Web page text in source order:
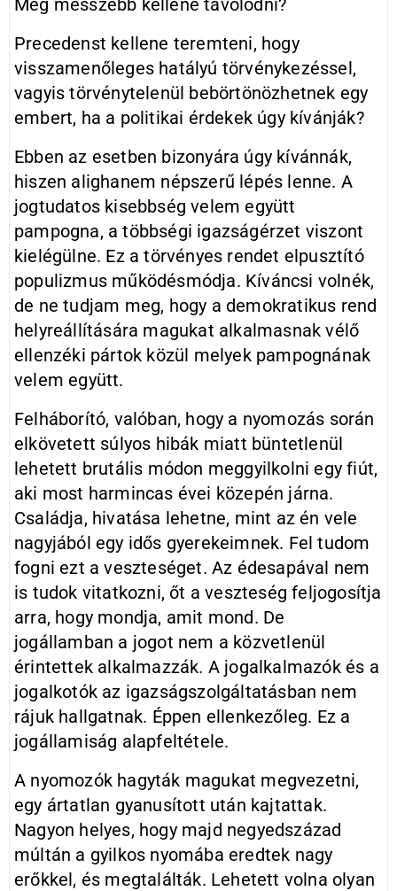
Még messzebb kellene távolodni?
Precedenst kellene teremteni, hogy
visszamenőleges hatályú törvénykezéssel,
vagyis törvénytelenül bebörtönözhetnek egy
embert, ha a politikai érdekek úgy kívánják?
Ebben az esetben bizonyára úgy kívánnák,
hiszen alighanem népszerű lépés lenne. A
jogtudatos kisebbség velem együtt
pampogna, a többségi igazságérzet viszont
kielégülne. Ez a törvényes rendet elpusztító
populizmus működésmódja. Kíváncsi volnék,
de ne tudjam meg, hogy a demokratikus rend
helyreállítására magukat alkalmasnak vélő
ellenzéki pártok közül melyek pampognának
velem együtt.
Felháborító, valóban, hogy a nyomozás során
elkövetett súlyos hibák miatt büntetlenül
lehetett brutális módon meggyilkolni egy fiút,
aki most harmincas évei közepén járna.
Családja, hivatása lehetne, mint az én vele
nagyjából egy idős gyerekeimnek. Fel tudom
fogni ezt a veszteséget. Az édesapával nem
is tudok vitatkozni, őt a veszteség feljogosítja
arra, hogy mondja, amit mond. De
jogállamban a jogot nem a közvetlenül
érintettek alkalmazzák. A jogalkalmazók és a
jogalkotók az igazságszolgáltatásban nem
rájuk hallgatnak. Éppen ellenkezőleg. Ez a
jogállamiság alapfeltétele.
A nyomozók hagyták magukat megvezetni,
egy ártatlan gyanusított után kajtattak.
Nagyon helyes, hogy majd negyedszázad
múltán a gyilkos nyomába eredtek nagy
erőkkel, és megtalálták. Lehetett volna olyan